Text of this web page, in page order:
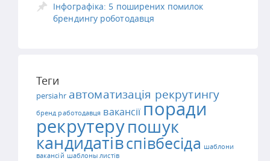
Інфографіка: 5 поширених помилок
брендингу роботодавця
Теги
persiahr автоматизація рекрутингу
бренд работодавця вакансії поради
рекрутерупошук
кандидатівспівбесіда шаблони
вакансій шаблоны листів